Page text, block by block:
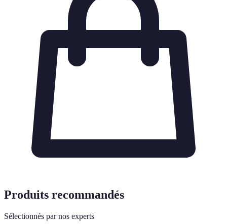
Produits recommandés
Sélectionnés par nos experts